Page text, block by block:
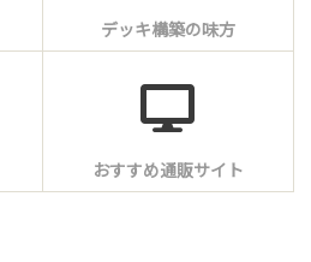
デッキ構築の味方
おすすめ通販サイト